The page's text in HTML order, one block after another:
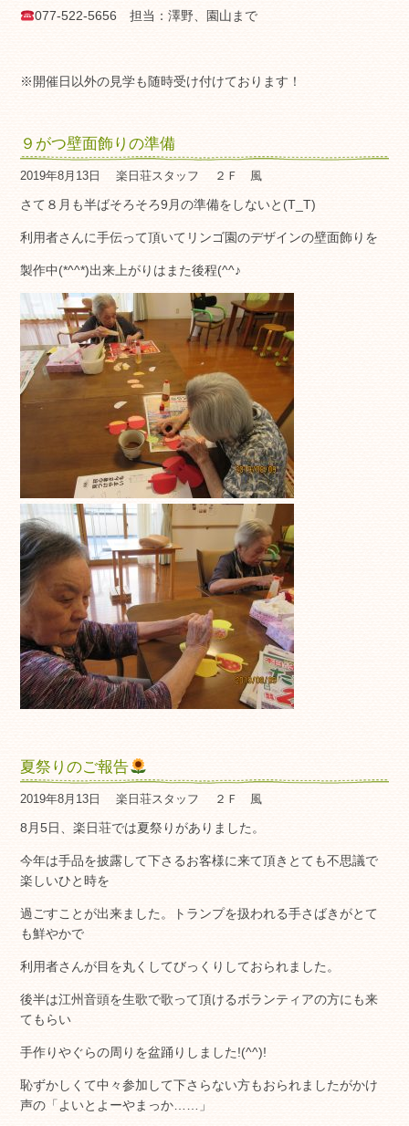
077-522-5656 担当：澤野、園山まで
※開催日以外の見学も随時受け付けております！
９がつ壁面飾りの準備
2019年8月13日 楽日荘スタッフ ２Ｆ 風
さて８月も半ばそろそろ9月の準備をしないと(T_T)
利用者さんに手伝って頂いてリンゴ園のデザインの壁面飾りを
製作中(*^^*)出来上がりはまた後程(^^♪
夏祭りのご報告
2019年8月13日 楽日荘スタッフ ２Ｆ 風
8月5日、楽日荘では夏祭りがありました。
今年は手品を披露して下さるお客様に来て頂きとても不思議で
楽しいひと時を
過ごすことが出来ました。トランプを扱われる手さばきがとて
も鮮やかで
利用者さんが目を丸くしてびっくりしておられました。
後半は江州音頭を生歌で歌って頂けるボランティアの方にも来
てもらい
手作りやぐらの周りを盆踊りしました!(^^)!
恥ずかしくて中々参加して下さらない方もおられましたがかけ
声の「よいとよーやまっか……」